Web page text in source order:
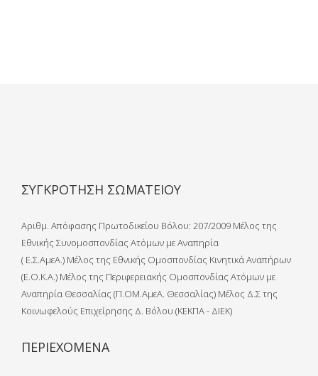
ΣΥΓΚΡΟΤΗΣΗ ΣΩΜΑΤΕΙΟΥ
Αριθμ. Απόφασης Πρωτοδικείου Βόλου: 207/2009 Μέλος της
Εθνικής Συνομοσπονδίας Ατόμων με Αναπηρία
( Ε.Σ.ΑμεΑ.) Μέλος της Εθνικής Ομοσπονδίας Κινητικά Αναπήρων
(Ε.Ο.Κ.Α.) Μέλος της Περιφερειακής Ομοσπονδίας Ατόμων με
Αναπηρία Θεσσαλίας (Π.ΟΜ.ΑμεΑ. Θεσσαλίας) Μέλος Δ.Σ της
Κοινωφελούς Επιχείρησης Δ. Βόλου (ΚΕΚΠΑ - ΔΙΕΚ)
ΠΕΡΙΕΧΟΜΕΝΑ